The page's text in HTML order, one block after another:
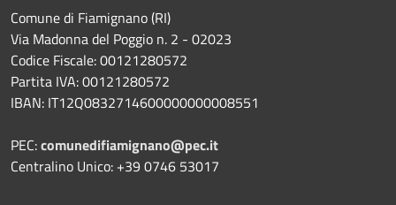
Comune di Fiamignano (RI)
Via Madonna del Poggio n. 2 - 02023
Codice Fiscale: 00121280572
Partita IVA: 00121280572
IBAN: IT12Q0832714600000000008551
PEC:comunedifiamignano@pec.it
Centralino Unico: +39 0746 53017